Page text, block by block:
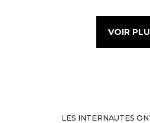
VOIR
LES INTERNAUTES